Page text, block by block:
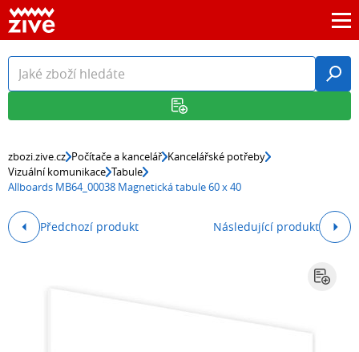
zbozi.zive.cz Počítače a kancelář Kancelářské potřeby
Vizuální komunikace Tabule
Allboards MB64_00038 Magnetická tabule 60 x 40
Předchozí produkt Následující produkt